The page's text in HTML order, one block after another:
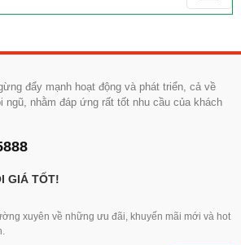
đẩy mạnh hoạt động và phát triển, cả về
ngũ, nhằm đáp ứng rất tốt nhu cầu của khách
GIÁ TỐT!
xuyên về những ưu đãi, khuyến mãi mới và hot